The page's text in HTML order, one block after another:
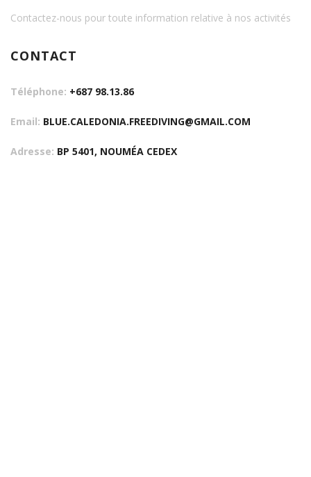
Contactez-nous pour toute information relative à nos activités
CONTACT
Téléphone: +687 98.13.86
Email: BLUE.CALEDONIA.FREEDIVING@GMAIL.COM
Adresse: BP 5401, NOUMÉA CEDEX